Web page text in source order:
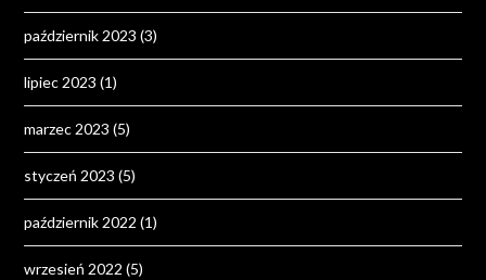
październik 2023 (3)
lipiec 2023 (1)
marzec 2023 (5)
styczeń 2023 (5)
październik 2022 (1)
wrzesień 2022 (5)